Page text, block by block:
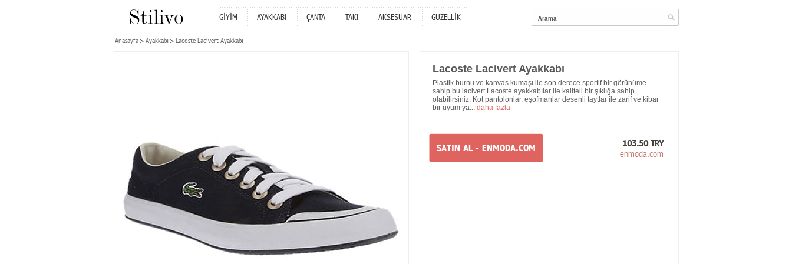
GİYİM AYAKKABI ÇANTA TAKI AKSESUAR GÜZELLİK
Anasayfa Ayakkabı Lacoste Lacivert Ayakkabı
Lacoste Lacivert Ayakkabı
Plastik burnu ve kanvas kumaşı ile son derece sportif bir görünüme
sahip bu lacivert Lacoste ayakkabılar ile kaliteli bir şıklığa sahip
olabilirsiniz. Kot pantolonlar, eşofmanlar desenli taytlar ile zarif ve kibar
bir uyum ya... daha fazla
SATIN AL - ENMODA.COM 103.50 TRY
enmoda.com